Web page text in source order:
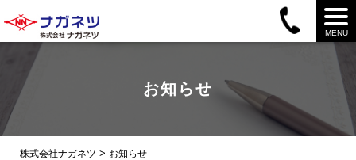
MENU
お知らせ
株式会社ナガネツ > お知らせ